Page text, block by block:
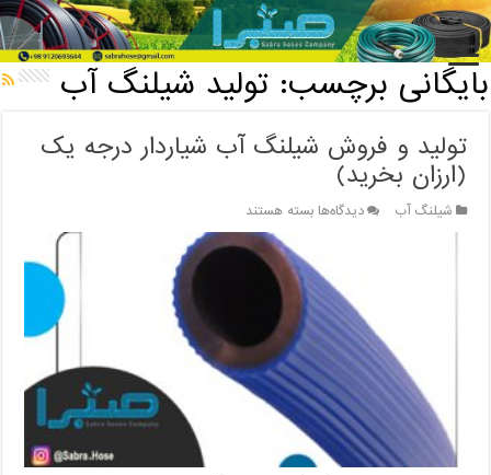
خانه / بایگانی برچسب: تولید شیلنگ آب
بایگانی برچسب:تولید شیلنگ آب
تولید و فروش شیلنگ آب شیاردار درجه یک
(ارزان بخرید)
شیلنگ آب دیدگاه‌هابرای
فروش
شیلنگ
آب
شیاردار
درجه
یک
(ارزان
بخرید)
بسته هستند